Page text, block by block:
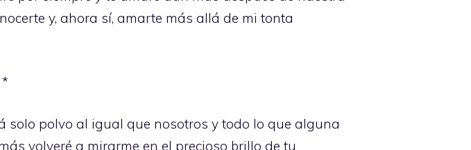
y, ahora sí, amarte más allá de mi tonta
*
solo polvo al igual que nosotros y todo lo que alguna
volveré a mirarme en el precioso brillo de tu